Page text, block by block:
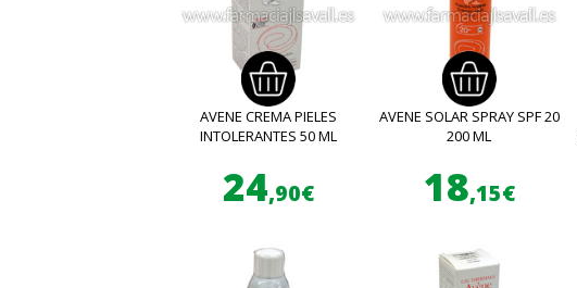
AVENE CREMA PIELES
INTOLERANTES 50 ML
24,90€
AVENE SOLAR SPRAY SPF 20
200 ML
18,15€